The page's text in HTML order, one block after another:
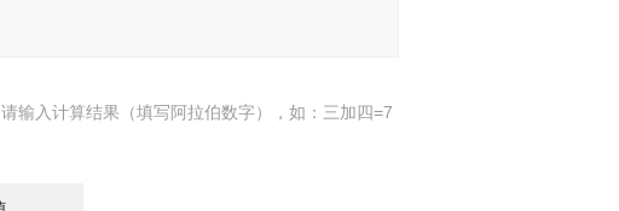
请输入计算结果（填写阿拉伯数字），如：三加四=7